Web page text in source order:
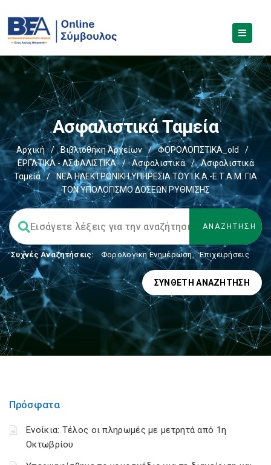
Ασφαλιστικά Ταμεία
Αρχική / Βιβλιοθήκη Αρχείων / ΦΟΡΟΛΟΓΙΣΤΙΚΑ_old
/
ΕΡΓΑΤΙΚΑ - ΑΣΦΑΛΙΣΤΙΚΑ
/ Ασφαλιστικά /
Ασφαλιστικά
Ταμεία
/
ΝΕΑ ΗΛΕΚΤΡΟΝΙΚΗ ΥΠΗΡΕΣΙΑ ΤΟΥ Ι.Κ.Α.-Ε.Τ.Α.Μ. ΓΙΑ
ΤΟΝ ΥΠΟΛΟΓΙΣΜΟ ΔΟΣΕΩΝ ΡΥΘΜΙΣΗΣ
Συχνές Αναζητήσεις: Φορολογικη Ενημέρωση, Επιχειρήσεις
ΣΎΝΘΕΤΗ ΑΝΑΖΉΤΗΣΗ
Πρόσφατα
Ενοίκια: Τέλος οι πληρωμές με μετρητά από 1η
Οκτωβρίου